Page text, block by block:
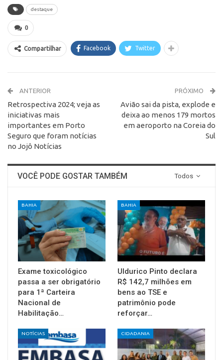
destaque
0
Compartilhar Facebook Twitter
ANTERIOR
Retrospectiva 2024; veja as
iniciativas mais
importantes em Porto
Seguro que foram notícias
no Jojô Notícias
PRÓXIMO
Avião sai da pista, explode e
deixa ao menos 179 mortos
em aeroporto na Coreia do
Sul
Todos
VOCÊ PODE GOSTAR TAMBÉM
BAHIA
Exame toxicológico
passa a ser obrigatório
para 1ª Carteira
Nacional de
Habilitação…
BAHIA
Uldurico Pinto declara
R$ 142,7 milhões em
bens ao TSE e
patrimônio pode
reforçar…
NOTÍCIAS CIDADANIA